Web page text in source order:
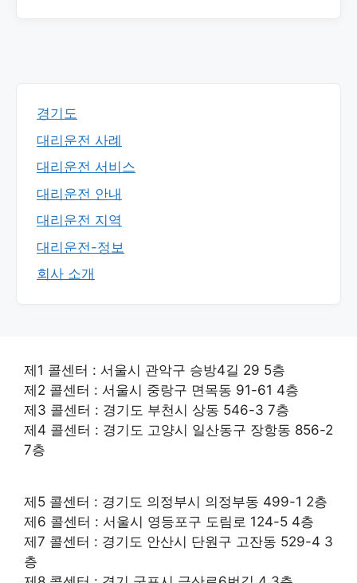
경기도
대리운전 사례
대리운전 서비스
대리운전 안내
대리운전 지역
대리운전-정보
회사 소개
제1 콜센터 : 서울시 관악구 승방4길 29 5층
제2 콜센터 : 서울시 중랑구 면목동 91-61 4층
제3 콜센터 : 경기도 부천시 상동 546-3 7층
제4 콜센터 : 경기도 고양시 일산동구 장항동 856-2
7층
제5 콜센터 : 경기도 의정부시 의정부동 499-1 2층
제6 콜센터 : 서울시 영등포구 도림로 124-5 4층
제7 콜센터 : 경기도 안산시 단원구 고잔동 529-4 3
층